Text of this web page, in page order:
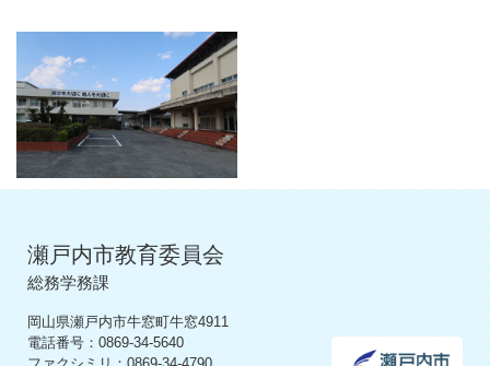
瀬戸内市教育委員会
総務学務課
岡山県瀬戸内市牛窓町牛窓4911
電話番号：0869-34-5640